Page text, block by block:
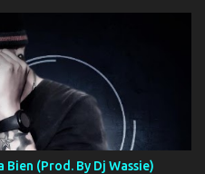
(Prod. By Dj Wassie)